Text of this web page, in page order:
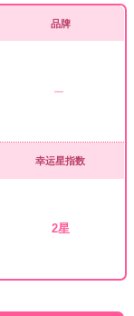
品牌
幸运星指数
2星